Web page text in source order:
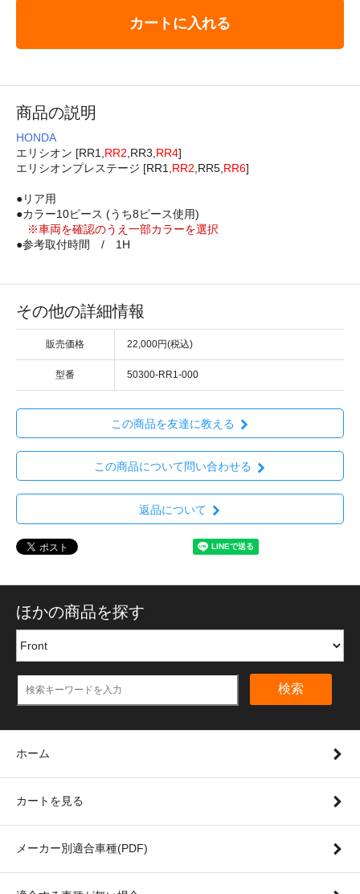
カートに入れる
商品の説明
HONDA
エリシオン [RR1, RR2 ,RR3, RR4]
エリシオンプレステージ [RR1, RR2 ,RR5, RR6]
●リア用
●カラー10ピース (うち8ピース使用)
※車両を確認のうえ一部カラーを選択
●参考取付時間 / 1H
その他の詳細情報
販売価格 22,000円(税込)
型番 50300-RR1-000
この商品を友達に教える
この商品について問い合わせる
返品について
ほかの商品を探す
検索
ホーム
カートを見る
メーカー別適合車種(PDF)